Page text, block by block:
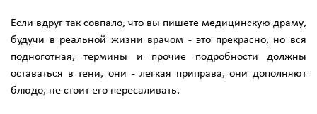
Если вдруг так совпало, что вы пишете медицинскую драму,
будучи в реальной жизни врачом - это прекрасно, но вся
подноготная, термины и прочие подробности должны
оставаться в тени, они - легкая приправа, они дополняют
блюдо, не стоит его пересаливать.